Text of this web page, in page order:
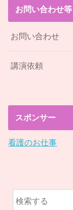
お問い合わせ等
お問い合わせ
講演依頼
スポンサー
看護のお仕事